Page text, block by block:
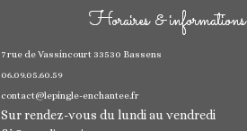
Horaires & informations
7 rue de Vassincourt 33530 Bassens
06.09.05.60.59
contact@lepingle-enchantee.fr
Sur rendez-vous du lundi au vendredi